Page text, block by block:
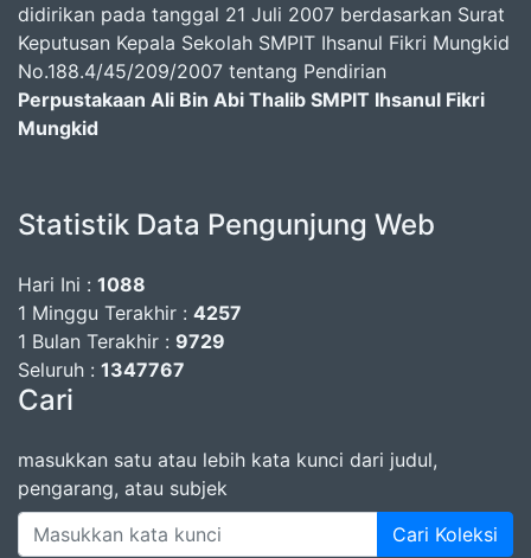
didirikan pada tanggal 21 Juli 2007 berdasarkan Surat
Keputusan Kepala Sekolah SMPIT Ihsanul Fikri Mungkid
No.188.4/45/209/2007 tentang Pendirian
Perpustakaan Ali Bin Abi Thalib SMPIT Ihsanul Fikri
Mungkid
Statistik Data Pengunjung Web
Hari Ini : 1088
1 Minggu Terakhir : 4257
1 Bulan Terakhir : 9729
Seluruh : 1347767
Cari
masukkan satu atau lebih kata kunci dari judul,
pengarang, atau subjek
Cari Koleksi